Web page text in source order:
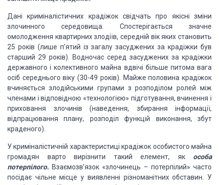
Дані криміналістичних крадіжоксвідчать про якісні зміни
злочинного середовища. Спостерігається значне
омолодження квартирних злодіїв, середній вік яких становить
25 років (лише п’ятий із загалу засуджених за крадіжки був
старший 29 років). Водночас серед засуджених за крадіжки
державного і колектив­ного майна вдвічі більше питома вага
осіб середнього віку (30-49 років). Майже половина крадіжок
вчиняється злодій­ськими групами з розподілом ролей між
членами і відповідною «технологією» підготування, вчинення і
приховання злочинів (наведення, збирання інформації,
відпрацювання плану, розпо­діл функцій виконання, збут
краденого).
У криміналістичній характеристиці крадіжок особистого майна
громадян варто вирізнити такий елемент, як особа
потерпілого. Взаємозв’язок «злочинець – потерпілий» часто
посідає чільне місце у виявленні різноманітних обставин. У